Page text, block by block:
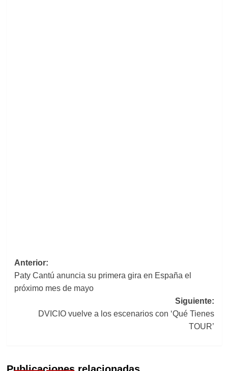
Navegación
de
entradas
Anterior:
Paty Cantú anuncia su primera gira en España el
próximo mes de mayo
Siguiente:
DVICIO vuelve a los escenarios con ‘Qué Tienes
TOUR’